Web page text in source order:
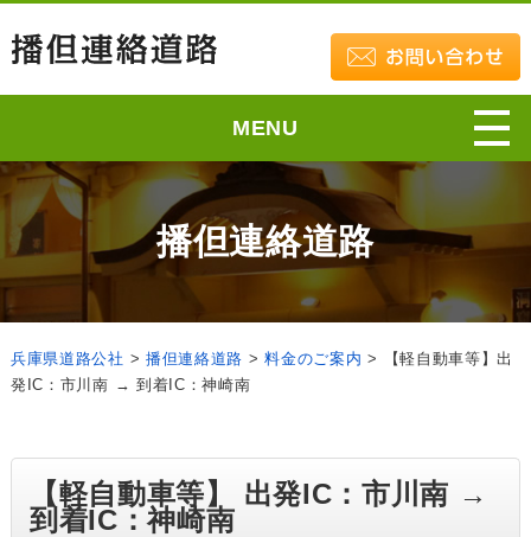
MENU
播但連絡道路
兵庫県道路公社 > 播但連絡道路 >料金のご案内 >
【軽自動車等】出
発IC：市川南 → 到着IC：神崎南
【軽自動車等】 出発IC：市川南 →
到着IC：神崎南